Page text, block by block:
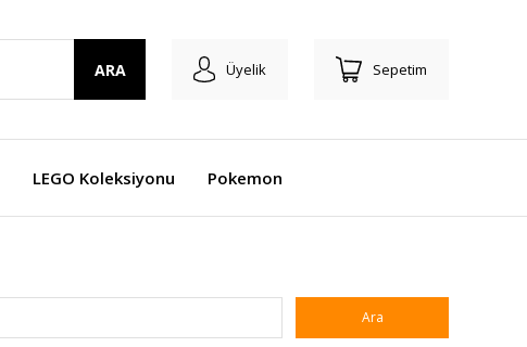
ARA Üyelik Sepetim
LEGO Koleksiyonu Pokemon